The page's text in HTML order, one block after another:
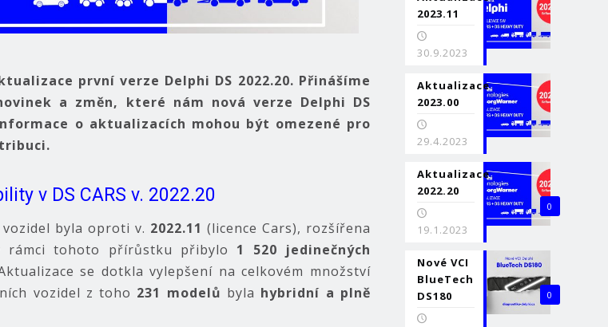
první verze Delphi DS 2022.20. Přinášíme
a změn, které nám nová verze Delphi DS
o aktualizacích mohou být omezené pro
v DS CARS v. 2022.20
byla oproti v. 2022.11 (licence Cars), rozšířena
rámci tohoto přírůstku přibylo 1 520 jedinečných
se dotkla vylepšení na celkovém množství
vozidel z toho 231 modelů byla hybridní a plně
2023.11
30.9.2023
Aktualizace
2023.00
29.4.2023
0
Aktualizace
2022.20
19.1.2023
0
Nové VCI
BlueTech
DS180